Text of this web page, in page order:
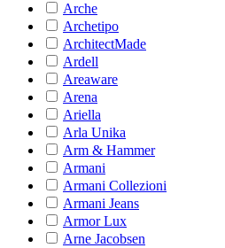
Arche
Archetipo
ArchitectMade
Ardell
Areaware
Arena
Ariella
Arla Unika
Arm & Hammer
Armani
Armani Collezioni
Armani Jeans
Armor Lux
Arne Jacobsen